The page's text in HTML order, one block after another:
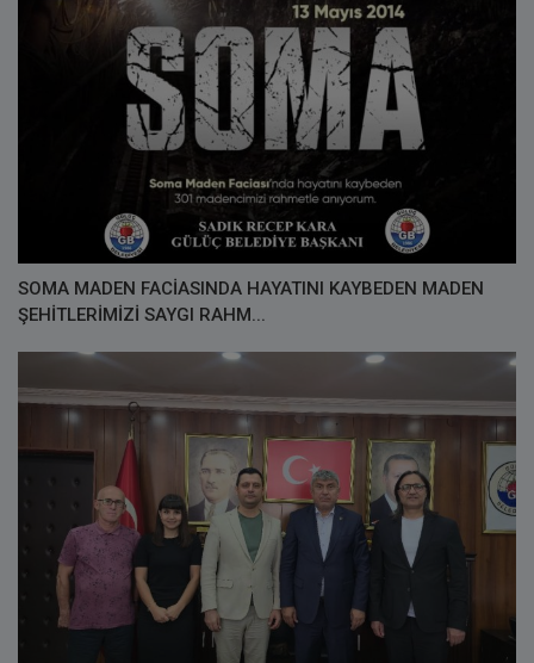
SOMA MADEN FACİASINDA HAYATINI KAYBEDEN MADEN
ŞEHİTLERİMİZİ SAYGI RAHM...